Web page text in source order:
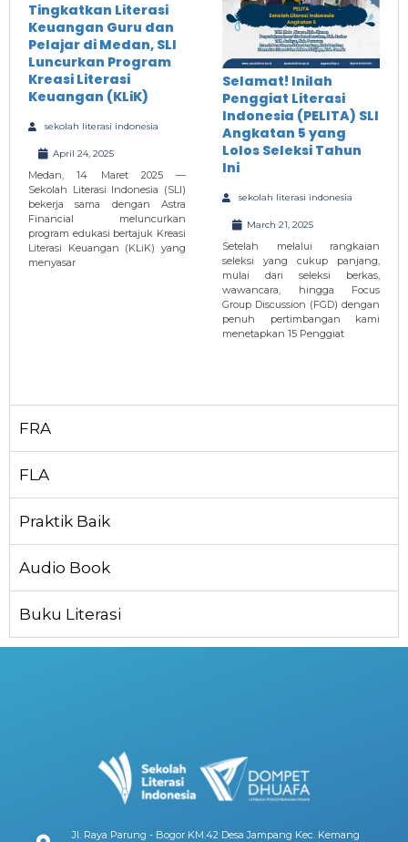
Tingkatkan Literasi
Keuangan Guru dan
Pelajar di Medan, SLI
Luncurkan Program
Kreasi Literasi
Keuangan (KLiK)
sekolah literasi indonesia
April 24, 2025
Medan, 14 Maret 2025 —
Sekolah Literasi Indonesia (SLI)
bekerja sama dengan Astra
Financial meluncurkan
program edukasi bertajuk Kreasi
Literasi Keuangan (KLiK) yang
menyasar
Selamat! Inilah
Penggiat Literasi
Indonesia (PELITA) SLI
Angkatan 5 yang
Lolos Seleksi Tahun
Ini
sekolah literasi indonesia
March 21, 2025
Setelah melalui rangkaian
seleksi yang cukup panjang,
mulai dari seleksi berkas,
wawancara, hingga Focus
Group Discussion (FGD) dengan
penuh pertimbangan kami
menetapkan 15 Penggiat
FRA
FLA
Praktik Baik
Audio Book
Buku Literasi
Jl. Raya Parung - Bogor KM.42 Desa Jampang Kec. Kemang